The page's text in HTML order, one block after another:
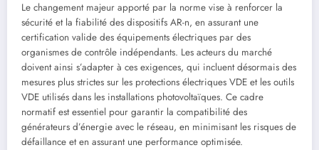
Le changement majeur apporté par la norme vise à renforcer la
sécurité et la fiabilité des dispositifs AR-n, en assurant une
certification valide des équipements électriques par des
organismes de contrôle indépendants. Les acteurs du marché
doivent ainsi s’adapter à ces exigences, qui incluent désormais des
mesures plus strictes sur les protections électriques VDE et les outils
VDE utilisés dans les installations photovoltaïques. Ce cadre
normatif est essentiel pour garantir la compatibilité des
générateurs d’énergie avec le réseau, en minimisant les risques de
défaillance et en assurant une performance optimisée.